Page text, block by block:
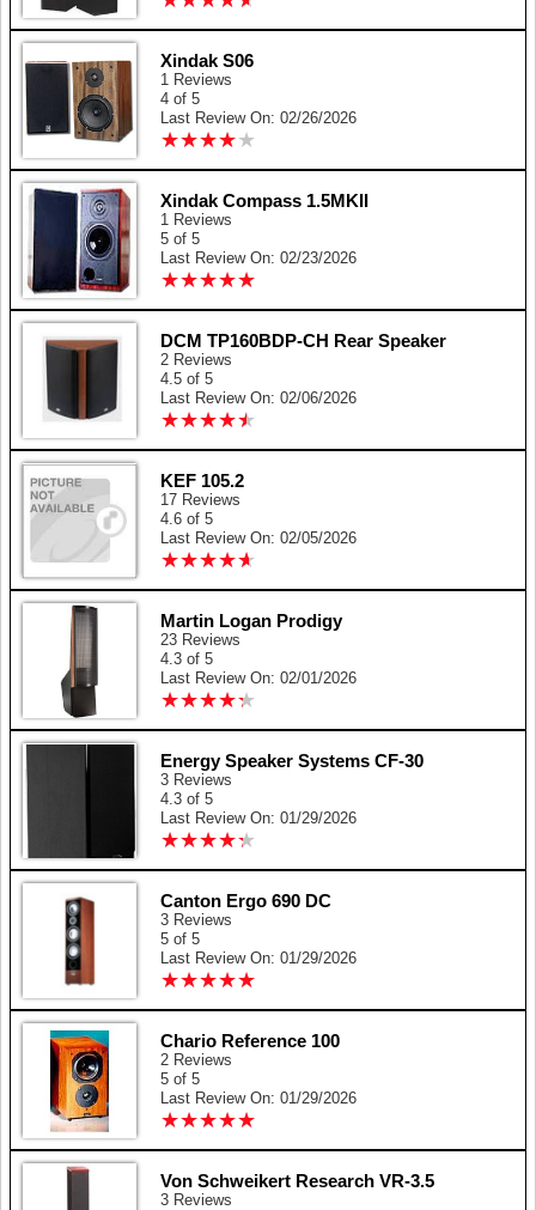
Xindak S06
1 Reviews
4 of 5
Last Review On: 02/26/2026
★★★★★
★★★★★
Xindak Compass 1.5MKII
1 Reviews
5 of 5
Last Review On: 02/23/2026
★★★★★
★★★★★
DCM TP160BDP-CH Rear Speaker
2 Reviews
4.5 of 5
Last Review On: 02/06/2026
★★★★★
★★★★★
KEF 105.2
17 Reviews
4.6 of 5
Last Review On: 02/05/2026
★★★★★
★★★★★
Martin Logan Prodigy
23 Reviews
4.3 of 5
Last Review On: 02/01/2026
★★★★★
★★★★★
Energy Speaker Systems CF-30
3 Reviews
4.3 of 5
Last Review On: 01/29/2026
★★★★★
★★★★★
Canton Ergo 690 DC
3 Reviews
5 of 5
Last Review On: 01/29/2026
★★★★★
★★★★★
Chario Reference 100
2 Reviews
5 of 5
Last Review On: 01/29/2026
★★★★★
★★★★★
Von Schweikert Research VR-3.5
3 Reviews